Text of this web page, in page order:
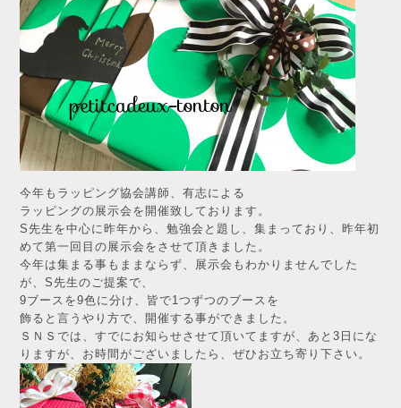
今年もラッピング協会講師、有志による
ラッピングの展示会を開催致しております。
S先生を中心に昨年から、勉強会と題し、集まっており、昨年初
めて第一回目の展示会をさせて頂きました。
今年は集まる事もままならず、展示会もわかりませんでした
が、S先生のご提案で、
9ブースを9色に分け、皆で1つずつのブースを
飾ると言うやり方で、開催する事ができました。
ＳＮＳでは、すでにお知らせさせて頂いてますが、あと3日にな
りますが、お時間がございましたら、ぜひお立ち寄り下さい。